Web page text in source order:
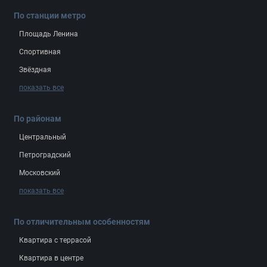
По станции метро
Площадь Ленина
Спортивная
Звёздная
показать все
По районам
Центральный
Петроградский
Московский
показать все
По отличительным особенностям
Квартира с террасой
Квартира в центре